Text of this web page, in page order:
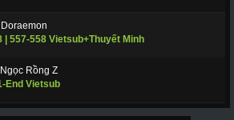
| 557-558 Vietsub+Thuyết Minh
Rồng Z
End Vietsub